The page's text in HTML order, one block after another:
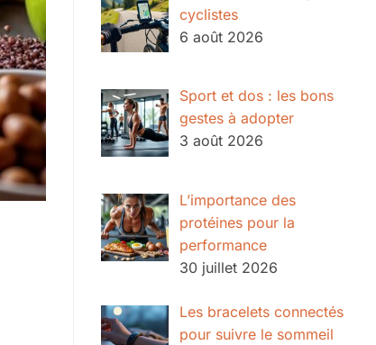
cyclistes
6 août 2026
Sport et dos : les bons
gestes à adopter
3 août 2026
L’importance des
protéines pour la
performance
30 juillet 2026
Les bracelets connectés
pour suivre le sommeil